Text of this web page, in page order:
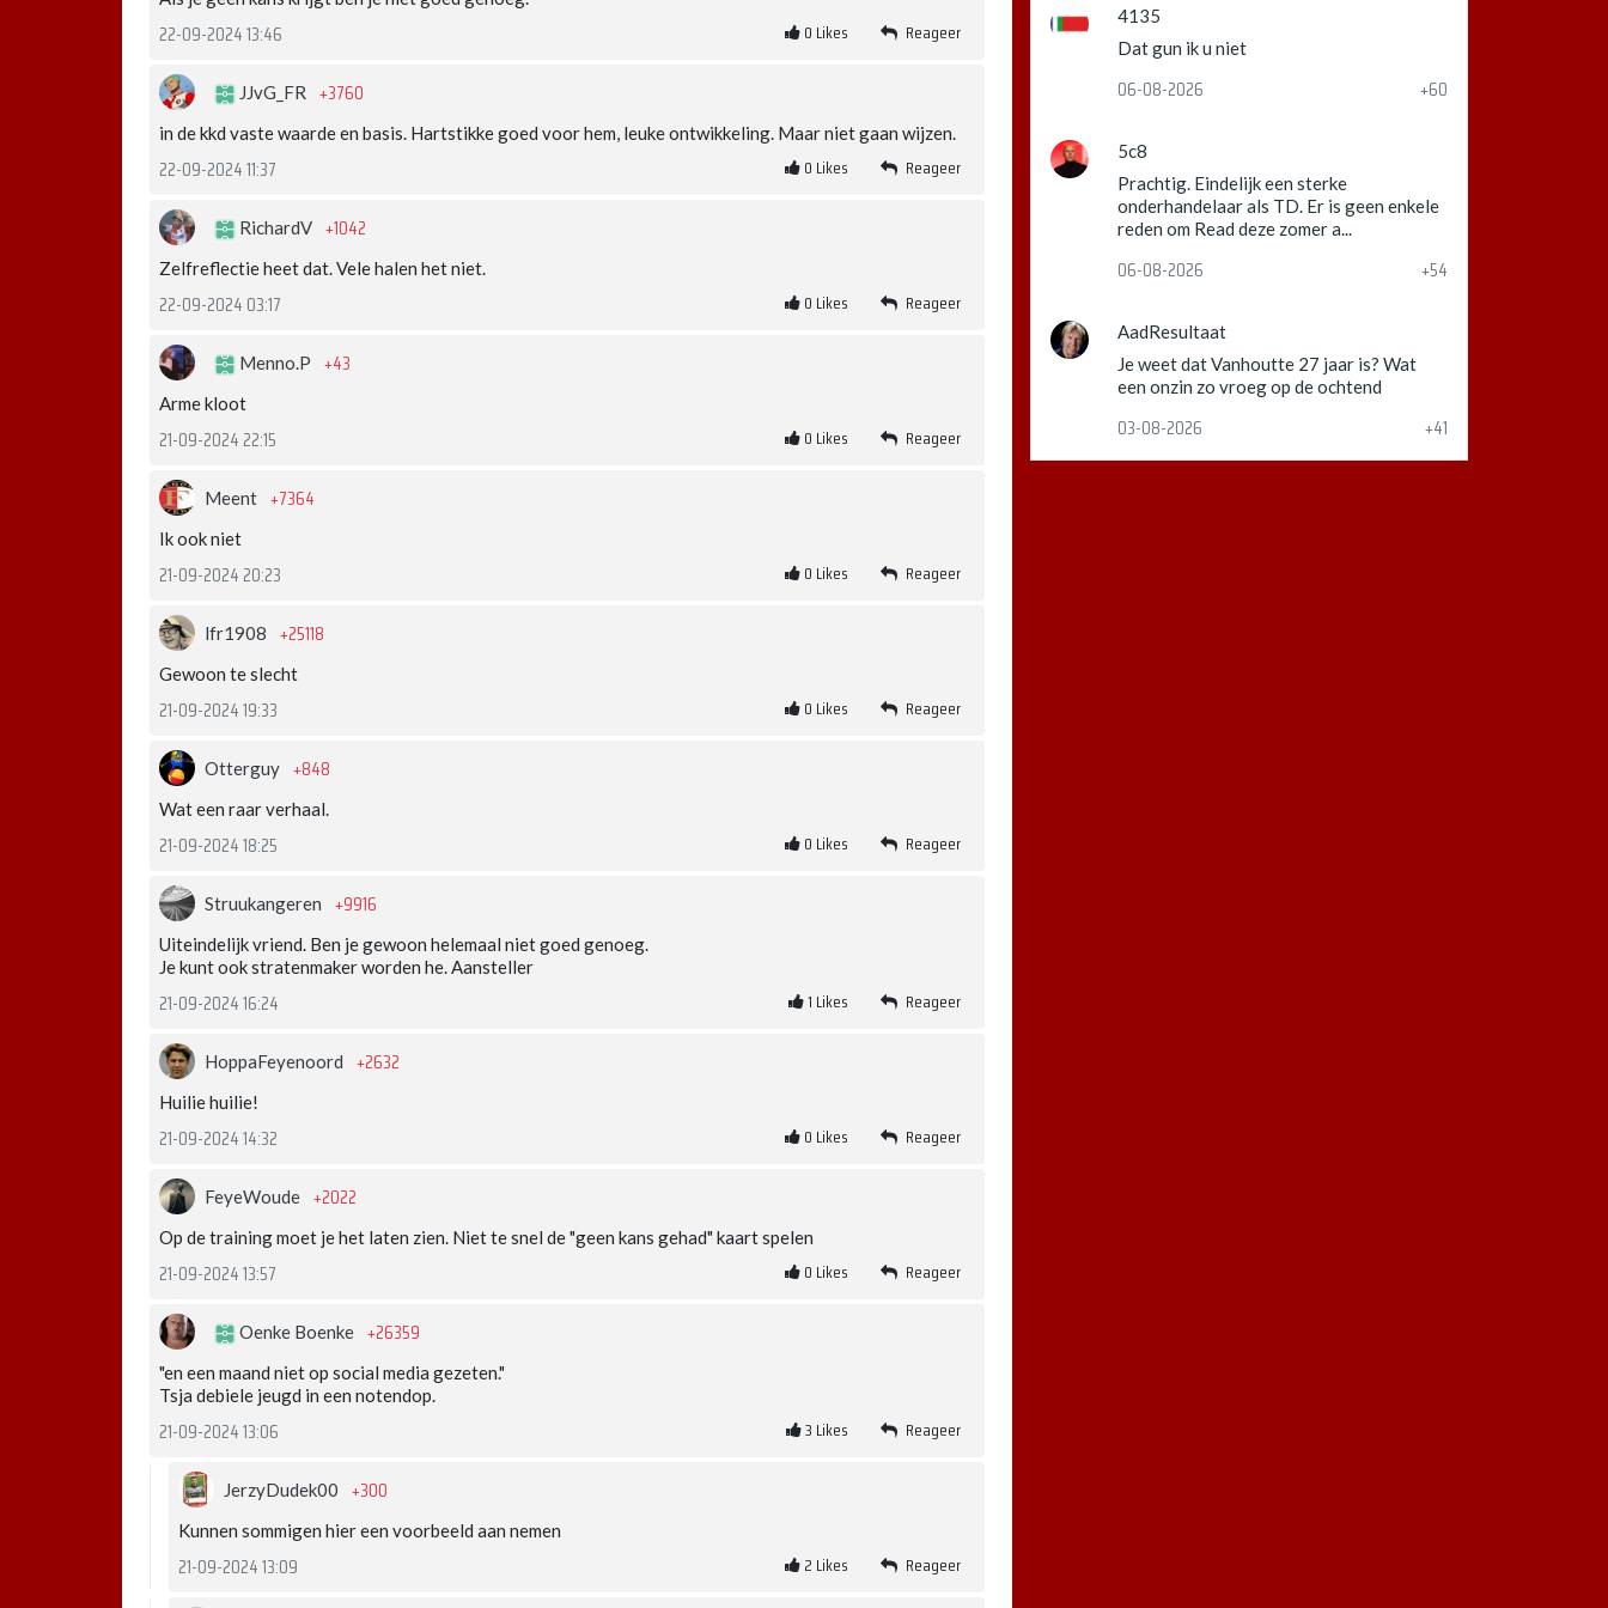
22-09-2024 13:46 0 Likes Reageer
JJvG_FR +3760
in de kkd vaste waarde en basis. Hartstikke goed voor hem, leuke ontwikkeling. Maar niet gaan wijzen.
22-09-2024 11:37 0 Likes Reageer
RichardV +1042
Zelfreflectie heet dat. Vele halen het niet.
22-09-2024 03:17 0 Likes Reageer
Menno.P +43
Arme kloot
21-09-2024 22:15 0 Likes Reageer
Meent +7364
Ik ook niet
21-09-2024 20:23 0 Likes Reageer
lfr1908 +25118
Gewoon te slecht
21-09-2024 19:33 0 Likes Reageer
Otterguy +848
Wat een raar verhaal.
21-09-2024 18:25 0 Likes Reageer
Struukangeren +9916
Uiteindelijk vriend. Ben je gewoon helemaal niet goed genoeg.
Je kunt ook stratenmaker worden he. Aansteller
21-09-2024 16:24 1 Likes Reageer
HoppaFeyenoord +2632
Huilie huilie!
21-09-2024 14:32 0 Likes Reageer
FeyeWoude +2022
Op de training moet je het laten zien. Niet te snel de "geen kans gehad" kaart spelen
21-09-2024 13:57 0 Likes Reageer
Oenke Boenke +26359
"en een maand niet op social media gezeten."
Tsja debiele jeugd in een notendop.
21-09-2024 13:06 3 Likes Reageer
JerzyDudek00 +300
Kunnen sommigen hier een voorbeeld aan nemen
21-09-2024 13:09 2 Likes Reageer
4135
Dat gun ik u niet
06-08-2026 +60
5c8
Prachtig. Eindelijk een sterke
onderhandelaar als TD. Er is geen enkele
reden om Read deze zomer a...
06-08-2026 +54
AadResultaat
Je weet dat Vanhoutte 27 jaar is? Wat
een onzin zo vroeg op de ochtend
03-08-2026 +41